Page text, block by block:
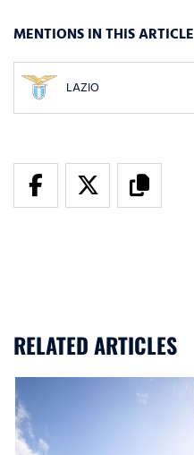
MENTIONS IN THIS ARTICLE
LAZIO
RELATED ARTICLES